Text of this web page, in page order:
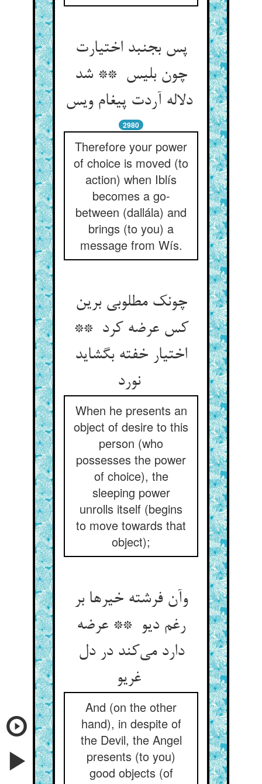
پس بجنبد اختیارت
چون بلیس ** شد
دلاله آردت پیغام ویس
2980
Therefore your power
of choice is moved (to
action) when Iblís
becomes a go-
between (dallála) and
brings (to you) a
message from Wís.
چونک مطلوبی برین
کس عرضه کرد **
اختیار خفته بگشاید
نورد
When he presents an
object of desire to this
person (who
possesses the power
of choice), the
sleeping power
unrolls itself (begins
to move towards that
object);
وآن فرشته خیرها بر
رغم دیو ** عرضه
دارد می‌کند در دل
And (on the other
hand), in despite of
the Devil, the Angel
presents (to you)
good objects (of